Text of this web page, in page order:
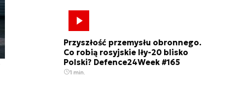
Przyszłość przemysłu obronnego.
Co robią rosyjskie Iły-20 blisko
Polski? Defence24Week #165
1 min.